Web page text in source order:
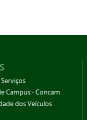
Campus - Concam
dos Veículos